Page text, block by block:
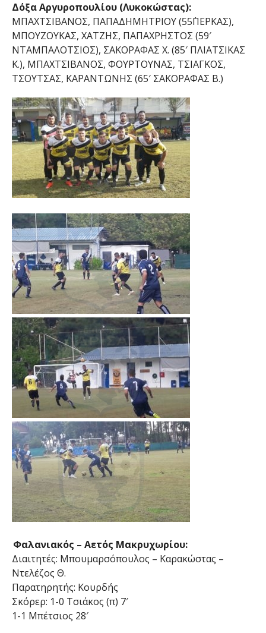
Δόξα Αργυροπουλίου (Λυκοκώστας):
ΜΠΑΧΤΣΙΒΑΝΟΣ, ΠΑΠΑΔΗΜΗΤΡΙΟΥ (55΄ΠΕΡΚΑΣ),
ΜΠΟΥΖΟΥΚΑΣ, ΧΑΤΖΗΣ, ΠΑΠΑΧΡΗΣΤΟΣ (59′
ΝΤΑΜΠΑΛΟΤΣΙΟΣ), ΣΑΚΟΡΑΦΑΣ Χ. (85′ ΠΛΙΑΤΣΙΚΑΣ
Κ.), ΜΠΑΧΤΣΙΒΑΝΟΣ, ΦΟΥΡΤΟΥΝΑΣ, ΤΣΙΑΓΚΟΣ,
ΤΣΟΥΤΣΑΣ, ΚΑΡΑΝΤΩΝΗΣ (65′ ΣΑΚΟΡΑΦΑΣ Β.)
Φαλανιακός – Αετός Μακρυχωρίου:
Διαιτητές: Μπουμαρσόπουλος – Καρακώστας –
Ντελέζος Θ.
Παρατηρητής: Κουρδής
Σκόρερ: 1-0 Τσιάκος (π) 7′
1-1 Μπέτσιος 28′